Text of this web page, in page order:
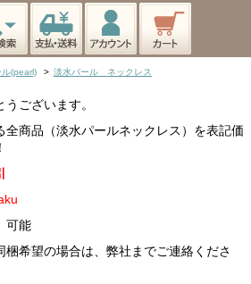
(pearl) > 淡水パール ネックレス
ございます。
全商品（淡水パールネックレス）を表記価
可能
梱希望の場合は、弊社までご連絡くださ